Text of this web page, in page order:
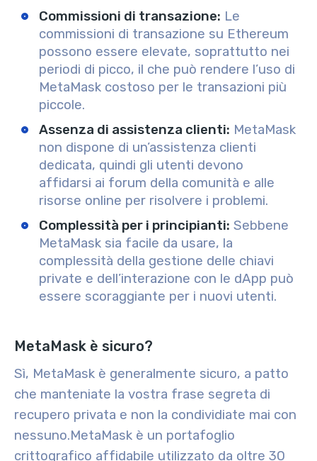
Commissioni di transazione: Le
commissioni di transazione su Ethereum
possono essere elevate, soprattutto nei
periodi di picco, il che può rendere l’uso di
MetaMask costoso per le transazioni più
piccole.
Assenza di assistenza clienti: MetaMask
non dispone di un’assistenza clienti
dedicata, quindi gli utenti devono
affidarsi ai forum della comunità e alle
risorse online per risolvere i problemi.
Complessità per i principianti: Sebbene
MetaMask sia facile da usare, la
complessità della gestione delle chiavi
private e dell’interazione con le dApp può
essere scoraggiante per i nuovi utenti.
MetaMask è sicuro?
Sì, MetaMask è generalmente sicuro, a patto
che manteniate la vostra frase segreta di
recupero privata e non la condividiate mai con
nessuno.MetaMask è un portafoglio
crittografico affidabile utilizzato da oltre 30